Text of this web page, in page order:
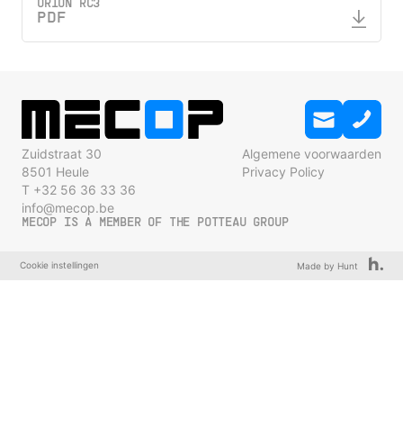
ORION RC3
PDF
Zuidstraat 30
8501 Heule
T +32 56 36 33 36
info@mecop.be
Algemene voorwaarden
Privacy Policy
MECOP IS A MEMBER OF THE POTTEAU GROUP
Cookie instellingen Made by Hunt